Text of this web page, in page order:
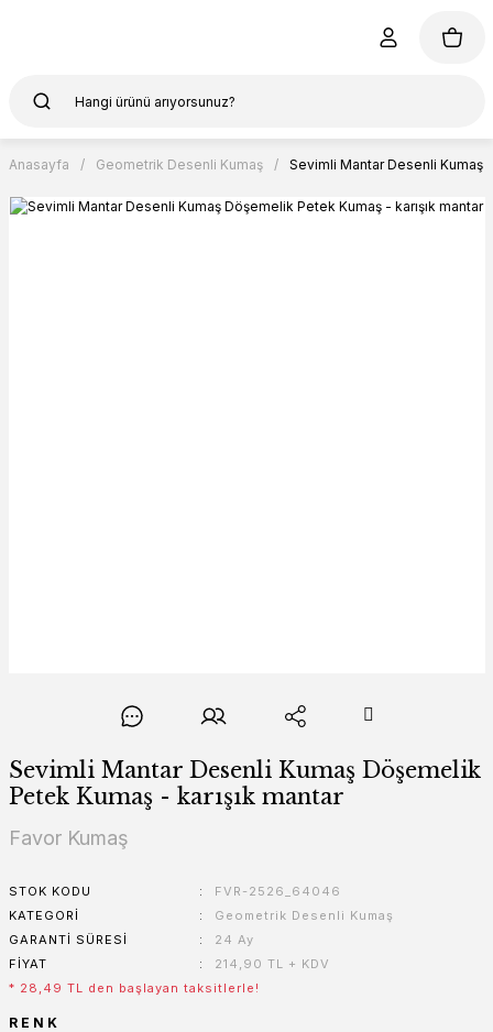
Anasayfa Geometrik Desenli Kumaş Sevimli Mantar Desenli Kumaş
Sevimli Mantar Desenli Kumaş Döşemelik
Petek Kumaş - karışık mantar
Favor Kumaş
STOK KODU
FVR-2526_64046
KATEGORI
Geometrik Desenli Kumaş
GARANTI SÜRESI
24 Ay
FIYAT
214,90 TL + KDV
* 28,49 TL den başlayan taksitlerle!
RENK